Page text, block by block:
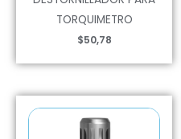
TORQUIMETRO
$50,78
range: